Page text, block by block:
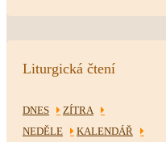
Liturgická čtení
DNES
ZÍTRA
NEDĚLE
KALENDÁŘ